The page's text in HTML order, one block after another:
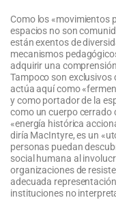
Como los «movimientos
espacios no son
están exentos de
mecanismos
adquirir una
Tampoco son exclusivos
actúa aquí como
y como portador de la
como un cuerpo cerrado
«energía histórica
diría MacIntyre, es un
personas puedan
social humana al
organizaciones de
adecuada
instituciones no